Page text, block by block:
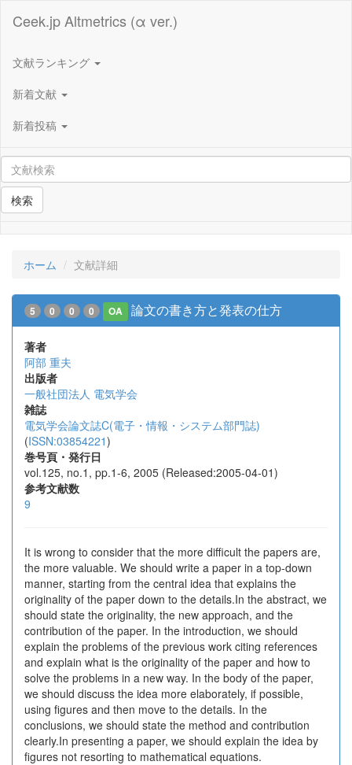
Ceek.jp Altmetrics (α ver.)
文献ランキング
新着文献
新着投稿
検索
ホーム 文献詳細
5 0 0 0 OA 論文の書き方と発表の仕方
著者
阿部 重夫
出版者
一般社団法人 電気学会
雑誌
電気学会論文誌C(電子・情報・システム部門誌)
(ISSN:03854221)
巻号頁・発行日
vol.125, no.1, pp.1-6, 2005 (Released:2005-04-01)
参考文献数
9
It is wrong to consider that the more difficult the papers are,
the more valuable. We should write a paper in a top-down
manner, starting from the central idea that explains the
originality of the paper down to the details.In the abstract, we
should state the originality, the new approach, and the
contribution of the paper. In the introduction, we should
explain the problems of the previous work citing references
and explain what is the originality of the paper and how to
solve the problems in a new way. In the body of the paper,
we should discuss the idea more elaborately, if possible,
using figures and then move to the details. In the
conclusions, we should state the method and contribution
clearly.In presenting a paper, we should explain the idea by
figures not resorting to mathematical equations.